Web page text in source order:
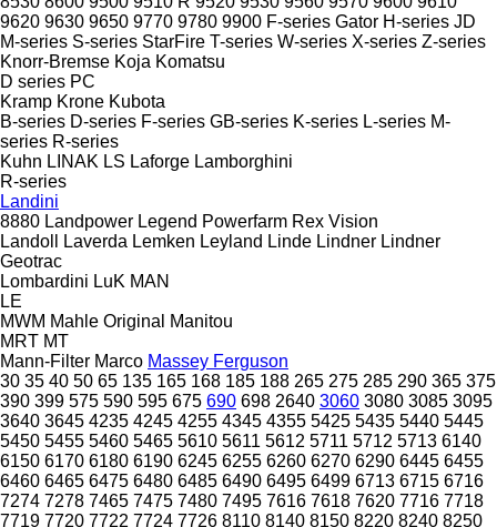
9620 9630 9650 9770 9780 9900 F-series Gator H-series JD
M-series S-series StarFire T-series W-series X-series Z-series
Knorr-Bremse Koja Komatsu
D series PC
Kramp Krone Kubota
B-series D-series F-series GB-series K-series L-series M-
series R-series
Kuhn LINAK LS Laforge Lamborghini
R-series
Landini
8880 Landpower Legend Powerfarm Rex Vision
Landoll
Laverda Lemken Leyland Linde Lindner Lindner
Geotrac
Lombardini LuK MAN
LE
MWM Mahle Original
Manitou
MRT MT
Mann-Filter Marco Massey Ferguson
30 35 40 50 65 135 165 168 185 188 265 275 285 290 365 375
390 399 575 590 595 675 690 698 2640 3060 3080 3085 3095
3640 3645 4235 4245 4255 4345 4355 5425 5435 5440 5445
5450 5455 5460 5465 5610 5611 5612 5711 5712 5713 6140
6150 6170 6180 6190 6245 6255 6260 6270 6290 6445 6455
6460 6465 6475 6480 6485 6490 6495 6499 6713 6715 6716
7274 7278 7465 7475 7480 7495 7616 7618 7620 7716 7718
7719 7720 7722 7724 7726 8110 8140 8150 8220 8240 8250